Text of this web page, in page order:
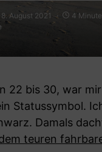
8. August 2021
4
22 bis 30, war
Statussymbol.
Damals
teuren